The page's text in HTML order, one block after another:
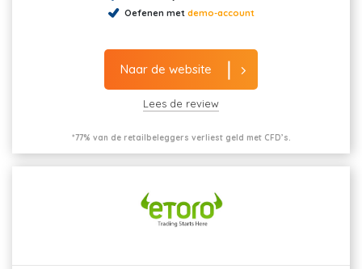
Oefenen met demo-account
Naar de website
Lees de review
*77% van de retailbeleggers verliest geld met CFD’s.